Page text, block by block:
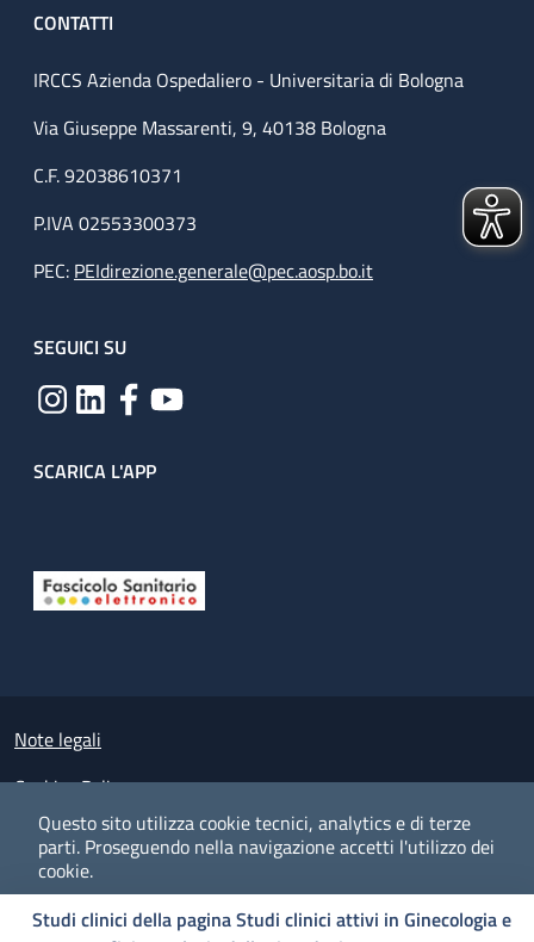
Questo sito utilizza cookie tecnici, analytics e di terze
parti. Proseguendo nella navigazione accetti l'utilizzo dei
cookie.
PREFERENZECOOKIESACCETTOI
Studi clinici della pagina Studi clinici attivi in Ginecologia e
CONTATTI
IRCCS Azienda Ospedaliero - Universitaria di Bologna
Via Giuseppe Massarenti, 9, 40138 Bologna
C.F. 92038610371
P.IVA 02553300373
PEC: PEIdirezione.generale@pec.aosp.bo.it
SEGUICI SU
SCARICA L'APP
Small prints
Note legali
Cookies Policy
Policy privacy e protezione del dato personale
Albo pretorio on-line
Dichiarazione di accessibilità